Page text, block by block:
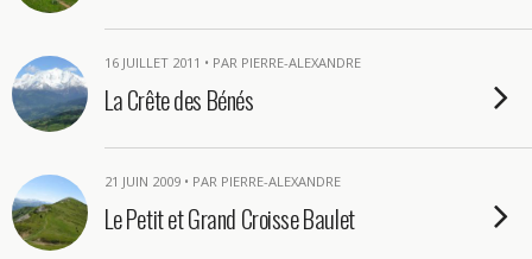
16 JUILLET 2011 • PAR PIERRE-ALEXANDRE
La Crête des Bénés
21 JUIN 2009 • PAR PIERRE-ALEXANDRE
Le Petit et Grand Croisse Baulet